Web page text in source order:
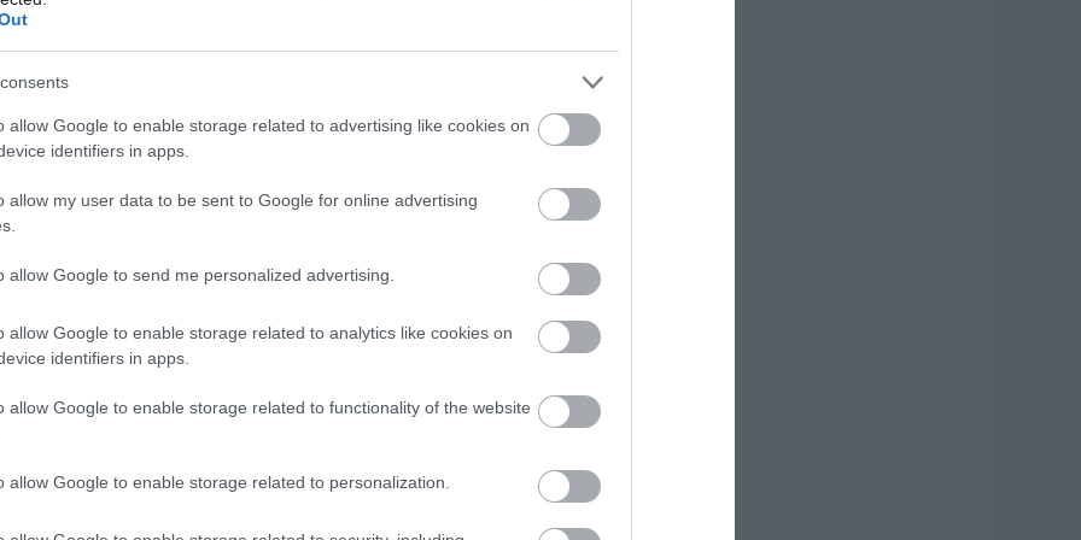
allow Google to enable storage related to advertising like cookies on
identifiers in apps.
allow my user data to be sent to Google for online advertising
allow Google to send me personalized advertising.
allow Google to enable storage related to analytics like cookies on
identifiers in apps.
allow Google to enable storage related to functionality of the website
allow Google to enable storage related to personalization.
για κάθε εξαρτώμενο τέκνο, σε γονείς που
και πληρούν τα εισοδηματικά κριτήρια.
γονείς εξαρτώμενων τέκνων έχουν δηλώσει
οικογενειακό εισόδημα (υπόχρεου,
και εξαρτώμενων τέκνων αυτών),
φορολογούμενο και απαλλασσόμενο,
συμφώνου συμβίωσης,
κάθε επιπλέον εξαρτώμενο τέκνο πέραν
μονογονεϊκές οικογένειες με
κατά 5.000 ευρώ για κάθε επιπλέον
μοίρασαν Κεσκέσι
του Σωτήρος
07.08.2026 | 09:00
θα έχουν ρεύμα
σήμερα στην Εύβοια